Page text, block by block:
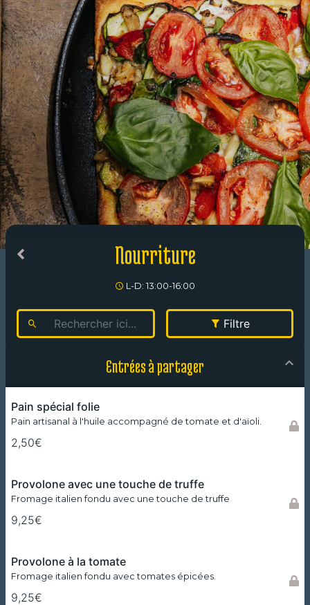
Nourriture
L-D: 13:00-16:00
Filtre
Entrées à partager
Pain spécial folie
Pain artisanal à l'huile accompagné de tomate et d'aïoli.
2,50€
Provolone avec une touche de truffe
Fromage italien fondu avec une touche de truffe
9,25€
Provolone à la tomate
Fromage italien fondu avec tomates épicées.
9,25€